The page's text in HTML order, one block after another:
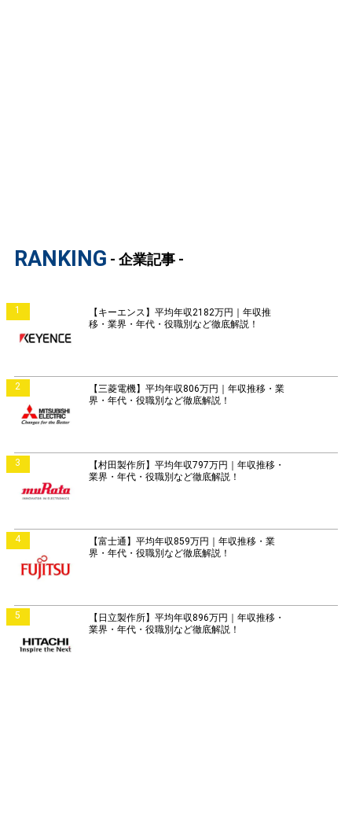
RANKING - 企業記事 -
1
【キーエンス】平均年収2182万円｜年収推
移・業界・年代・役職別など徹底解説！
2
【三菱電機】平均年収806万円｜年収推移・業
界・年代・役職別など徹底解説！
3
【村田製作所】平均年収797万円｜年収推移・
業界・年代・役職別など徹底解説！
4
【富士通】平均年収859万円｜年収推移・業
界・年代・役職別など徹底解説！
5
【日立製作所】平均年収896万円｜年収推移・
業界・年代・役職別など徹底解説！